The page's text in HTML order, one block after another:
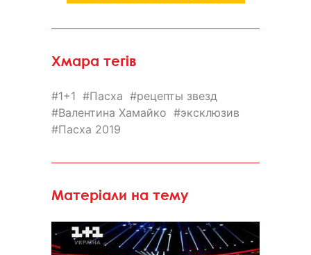
Хмара тегів
1+1 Пасха
рецепты звезд
Валентина Хамайко
эксклюзив
Пасха 2019
Матеріали на тему